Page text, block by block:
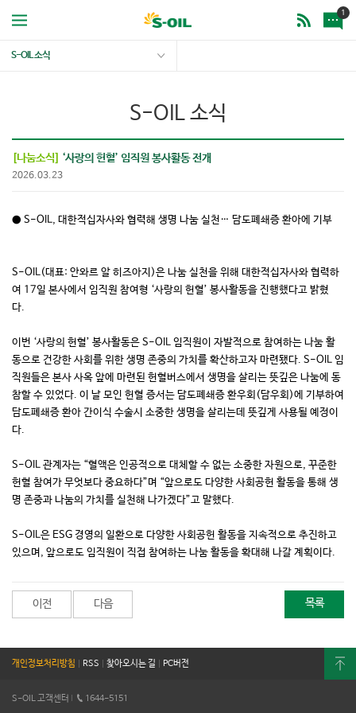
1
S-OIL 소식
S-OIL 소식
[나눔소식] ‘사랑의 헌혈’ 임직원 봉사활동 전개
2026.03.23
● S-OIL, 대한적십자사와 협력해 생명 나눔 실천… 담도폐쇄증 환아에 기부
S-OIL(대표: 안와르 알 히즈아지)은 나눔 실천을 위해 대한적십자사와 협력하
여 17일 본사에서 임직원 참여형 ‘사랑의 헌혈’ 봉사활동을 진행했다고 밝혔
다.
이번 ‘사랑의 헌혈’ 봉사활동은 S-OIL 임직원이 자발적으로 참여하는 나눔 활
동으로 건강한 사회를 위한 생명 존중의 가치를 확산하고자 마련됐다. S-OIL 임
직원들은 본사 사옥 앞에 마련된 헌혈버스에서 생명을 살리는 뜻깊은 나눔에 동
참할 수 있었다. 이 날 모인 헌혈 증서는 담도폐쇄증 환우회(담우회)에 기부하여
담도폐쇄증 환아 간이식 수술시 소중한 생명을 살리는데 뜻깊게 사용될 예정이
다.
S-OIL 관계자는 “혈액은 인공적으로 대체할 수 없는 소중한 자원으로, 꾸준한
헌혈 참여가 무엇보다 중요하다”며 “앞으로도 다양한 사회공헌 활동을 통해 생
명 존중과 나눔의 가치를 실천해 나가겠다”고 말했다.
S-OIL은 ESG 경영의 일환으로 다양한 사회공헌 활동을 지속적으로 추진하고
있으며, 앞으로도 임직원이 직접 참여하는 나눔 활동을 확대해 나갈 계획이다.
이전 다음 목록
개인정보처리방침 RSS 찾아오시는 길 PC버전
S-OIL 고객센터 1644-5151